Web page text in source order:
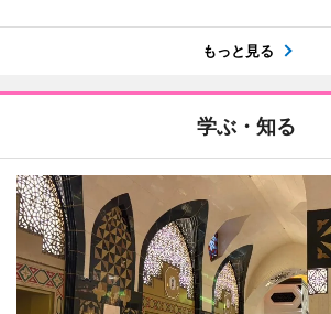
もっと見る
学ぶ・知る